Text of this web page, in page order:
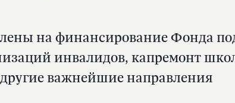
на финансирование Фонда
инвалидов, капремонт
другие важнейшие направления